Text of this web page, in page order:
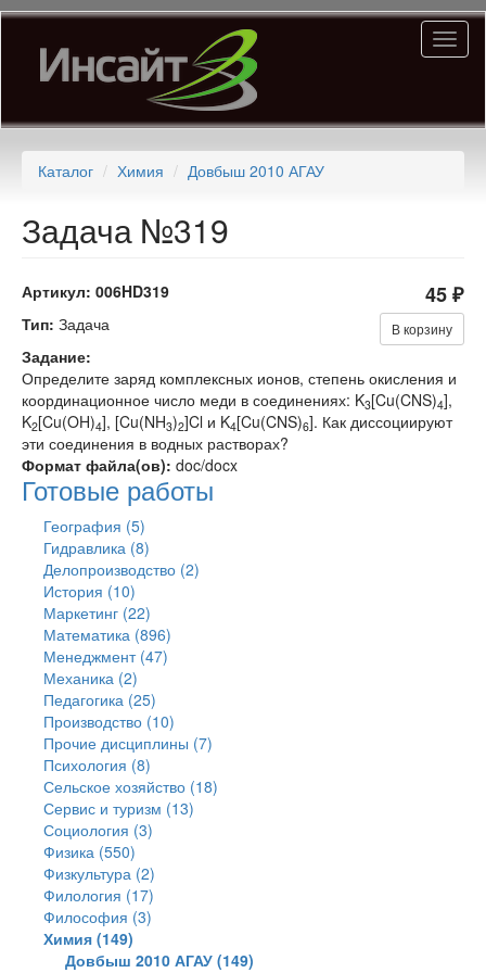
Перейти
основному
содержанию
Каталог Химия Довбыш 2010 АГАУ
Задача №319
Артикул: 006HD319 45 ₽
В корзину
Тип: Задача
Задание:
Определите заряд комплексных ионов, степень окисления и
координационное число меди в соединениях: K3[Cu(CNS)4],
K2[Cu(OH)4], [Cu(NH3)2]Cl и K4[Cu(CNS)6]. Как диссоциируют
эти соединения в водных растворах?
Формат файла(ов): doc/docx
Готовые работы
География (5)
Гидравлика (8)
Делопроизводство (2)
История (10)
Маркетинг (22)
Математика (896)
Менеджмент (47)
Механика (2)
Педагогика (25)
Производство (10)
Прочие дисциплины (7)
Психология (8)
Сельское хозяйство (18)
Сервис и туризм (13)
Социология (3)
Физика (550)
Физкультура (2)
Филология (17)
Философия (3)
Химия (149)
Довбыш 2010 АГАУ (149)